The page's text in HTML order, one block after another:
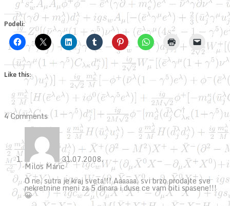
Podeli:
Like this:
4 Comments
31.07.2008.
Milos Maric
O ne, sutra je kraj sveta!!! Aaaaaa, svi brzo prodajte sve
nekretnine meni za 5 dinara i duse ce vam biti spasene!!!
😀